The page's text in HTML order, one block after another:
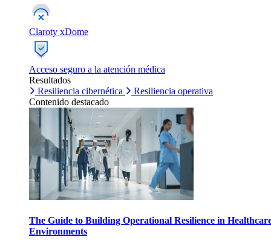
Claroty xDome
Acceso seguro a la atención médica
Resultados
Resiliencia cibernética
Resiliencia operativa
Contenido destacado
The Guide to Building Operational Resilience in
Environments